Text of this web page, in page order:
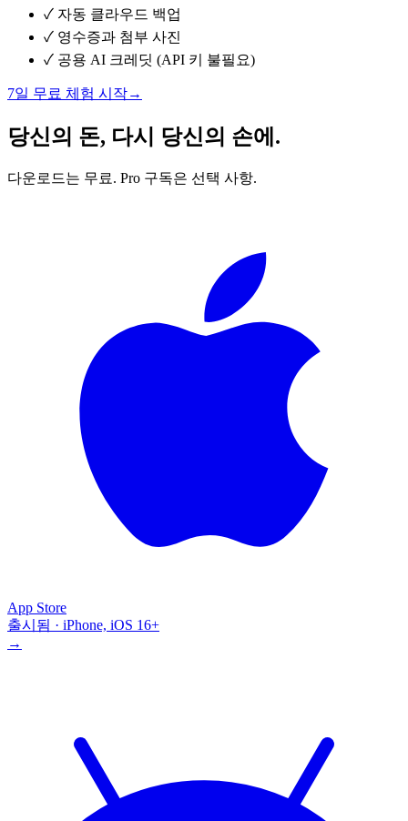
✓ 자동 클라우드 백업
✓ 영수증과 첨부 사진
✓ 공용 AI 크레딧 (API 키 불필요)
7일 무료 체험 시작→
당신의 돈, 다시 당신의 손에.
다운로드는 무료. Pro 구독은 선택 사항.
App Store
출시됨 · iPhone, iOS 16+
→